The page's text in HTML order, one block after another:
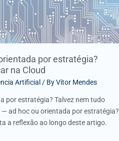
por estratégia?
na Cloud
Artificial / ByVítor Mendes
por estratégia? Talvez nem tudo
ad hoc ou orientada por estratégia?
a reflexão ao longo deste artigo.